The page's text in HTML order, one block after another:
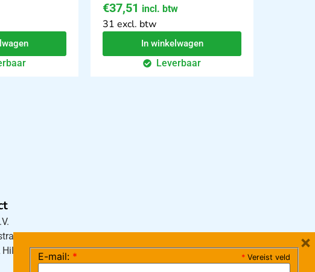
€37,51 incl. btw
31 excl. btw
In winkelwagen
Leverbaar
5
Hillegom
* Vereist veld
E-mail: *
×